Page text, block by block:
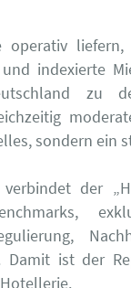
operativ
indexierte
zu
sondern ein
der
Damit ist der